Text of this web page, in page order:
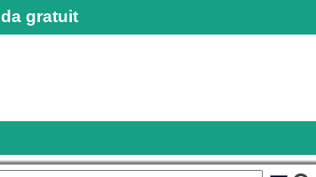
gratuit